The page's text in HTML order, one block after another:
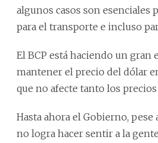
algunos casos son esenciales
para el transporte e incluso
El BCP está haciendo un gran
mantener el precio del dólar
que no afecte tanto los
Hasta ahora el Gobierno, pese
no logra hacer sentir a la